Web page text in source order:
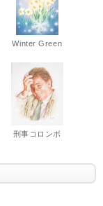
Winter Green
刑事コロンボ